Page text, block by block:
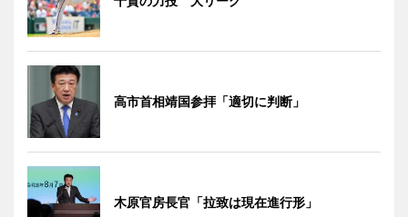
高市首相靖国参拝「適切に判断」
木原官房長官「拉致は現在進行形」